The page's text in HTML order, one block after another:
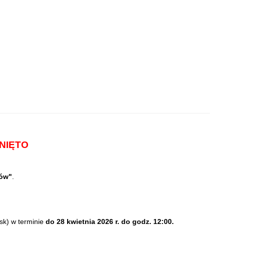
w terminie do 28 kwietnia 2026 r. do godz. 12:00.